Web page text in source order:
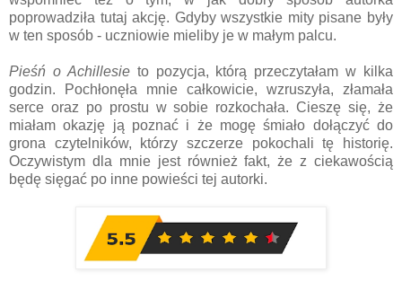
poprowadziła tutaj akcję. Gdyby wszystkie mity pisane były
w ten sposób - uczniowie mieliby je w małym palcu.
Pieśń o Achillesieto pozycja, którą przeczytałam w kilka
godzin. Pochłonęła mnie całkowicie, wzruszyła, złamała
serce oraz po prostu w sobie rozkochała. Cieszę się, że
miałam okazję ją poznać i że mogę śmiało dołączyć do
grona czytelników, którzy szczerze pokochali tę historię.
Oczywistym dla mnie jest również fakt, że z ciekawością
będę sięgać po inne powieści tej autorki.